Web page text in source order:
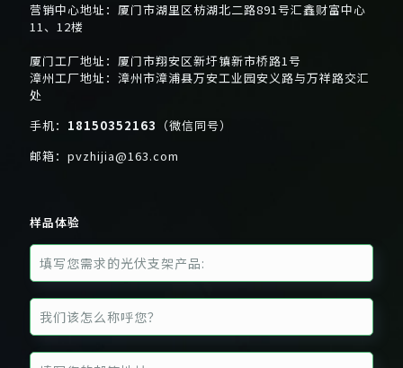
营销中心地址：厦门市湖里区枋湖北二路891号汇鑫财富中心
11、12楼
厦门工厂地址：厦门市翔安区新圩镇新市桥路1号
漳州工厂地址：漳州市漳浦县万安工业园安义路与万祥路交汇
处
手机： 18150352163 （微信同号）
邮箱： pvzhijia@163.com
样品体验